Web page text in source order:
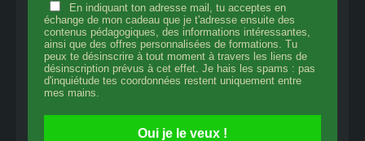
En indiquant ton adresse mail, tu acceptes en
échange de mon cadeau que je t'adresse ensuite des
contenus pédagogiques, des informations intéressantes,
ainsi que des offres personnalisées de formations. Tu
peux te désinscrire à tout moment à travers les liens de
désinscription prévus à cet effet. Je hais les spams : pas
d'inquiétude tes coordonnées restent uniquement entre
mes mains.
Oui je le veux !